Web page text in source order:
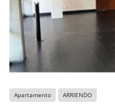
Apartamento ARRIENDO